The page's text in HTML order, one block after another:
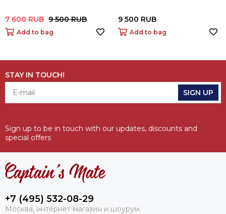
7 600 RUB 9 500 RUB
Add to bag
9 500 RUB
Add to bag
STAY IN TOUCH!
SIGN UP
Sign up to be in touch with our updates, discounts and
special offers
+7 (495) 532-08-29
Москва, интернет-магазин и шоурум.